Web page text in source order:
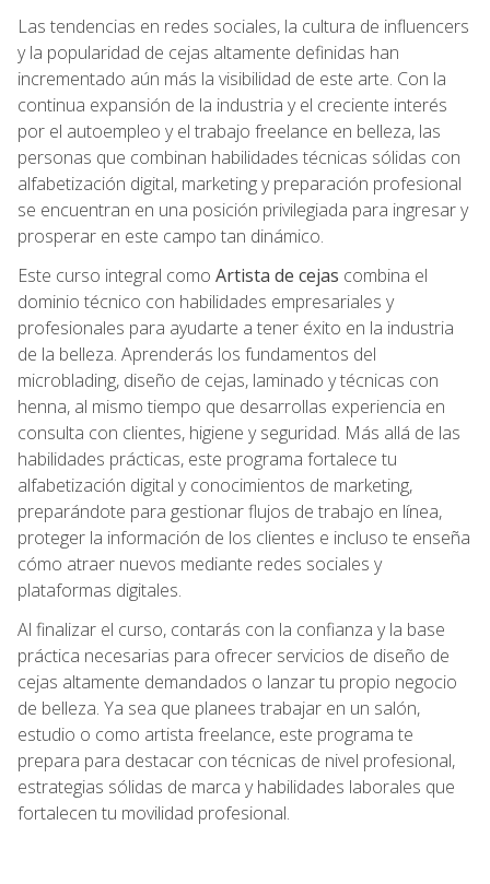
Las tendencias en redes sociales, la cultura de influencers
y la popularidad de cejas altamente definidas han
incrementado aún más la visibilidad de este arte. Con la
continua expansión de la industria y el creciente interés
por el autoempleo y el trabajo freelance en belleza, las
personas que combinan habilidades técnicas sólidas con
alfabetización digital, marketing y preparación profesional
se encuentran en una posición privilegiada para ingresar y
prosperar en este campo tan dinámico.
Este curso integral como Artista de cejas combina el
dominio técnico con habilidades empresariales y
profesionales para ayudarte a tener éxito en la industria
de la belleza. Aprenderás los fundamentos del
microblading, diseño de cejas, laminado y técnicas con
henna, al mismo tiempo que desarrollas experiencia en
consulta con clientes, higiene y seguridad. Más allá de las
habilidades prácticas, este programa fortalece tu
alfabetización digital y conocimientos de marketing,
preparándote para gestionar flujos de trabajo en línea,
proteger la información de los clientes e incluso te enseña
cómo atraer nuevos mediante redes sociales y
plataformas digitales.
Al finalizar el curso, contarás con la confianza y la base
práctica necesarias para ofrecer servicios de diseño de
cejas altamente demandados o lanzar tu propio negocio
de belleza. Ya sea que planees trabajar en un salón,
estudio o como artista freelance, este programa te
prepara para destacar con técnicas de nivel profesional,
estrategias sólidas de marca y habilidades laborales que
fortalecen tu movilidad profesional.